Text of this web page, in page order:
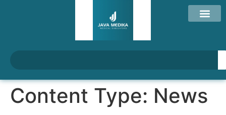
Content Type: News